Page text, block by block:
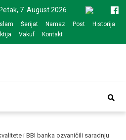
7. August 2026.
Islam Šerijat Namaz Post
Historija
Vakuf Kontakt
Bijeljina
i BBI banka ozvaničili saradnju